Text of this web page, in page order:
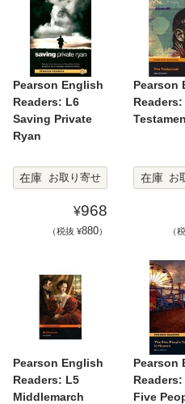
Pearson English
Readers: L6
Saving Private
Ryan
在庫 お取り寄せ
¥968
（税抜 ¥880）
Pearson
在庫 お
（
Pearson English
Readers: L5
Middlemarch
Pearson
Five